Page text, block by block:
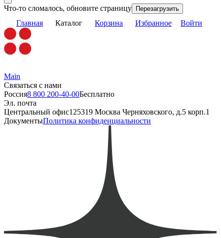
Что-то сломалось, обновите страницу Перезагрузить
Главная Каталог Корзина Избранное Войти
Main
Связаться с нами
Россия8 800 200-40-00Бесплатно
Эл. почта
Центральный офис125319 Москва Черняховского, д.5 корп.1
ДокументыПолитика конфиденциальности